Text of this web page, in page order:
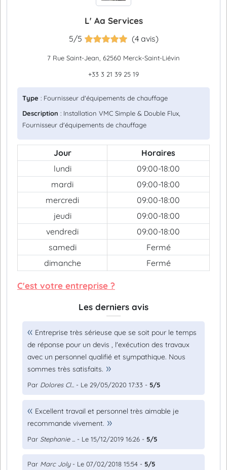
L' Aa Services
5/5 (4 avis)
7 Rue Saint-Jean, 62560 Merck-Saint-Liévin
+33 3 21 39 25 19
Type : Fournisseur d'équipements de chauffage
Description : Installation VMC Simple & Double Flux,
Fournisseur d'équipements de chauffage
Jour
Horaires
lundi
09:00-18:00
mardi
09:00-18:00
mercredi
09:00-18:00
jeudi
09:00-18:00
vendredi
09:00-18:00
samedi
Fermé
dimanche
Fermé
C'est votre entreprise ?
Les derniers avis
Entreprise très sérieuse que se soit pour le temps
de réponse pour un devis , l'exécution des travaux
avec un personnel qualifié et sympathique. Nous
sommes très satisfaits.
Par Dolores Cl... - Le 29/05/2020 17:33 - 5/5
Excellent travail et personnel très aimable je
recommande vivement.
Par Stephanie ... - Le 15/12/2019 16:26 - 5/5
Par Marc Joly- Le 07/02/2018 15:54 - 5/5